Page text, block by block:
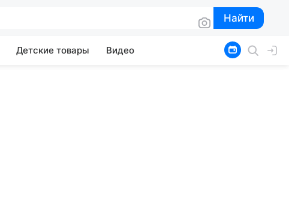
Найти
Найти
Детские товары Видео